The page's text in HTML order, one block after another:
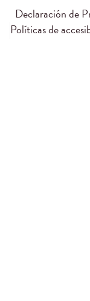
Declaración de
Políticas de